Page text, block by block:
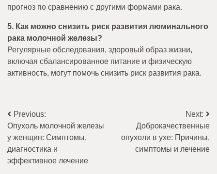
прогноз по сравнению с другими формами рака.
5. Как можно снизить риск развития люминального
рака молочной железы?
Регулярные обследования, здоровый образ жизни,
включая сбалансированное питание и физическую
активность, могут помочь снизить риск развития рака.
Навигация
по
записям
Previous:
Опухоль молочной железы
у женщин: Симптомы,
диагностика и
эффективное лечение
Next:
Доброкачественные
опухоли в ухе: Причины,
симптомы и лечение